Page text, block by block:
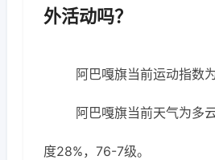
外活动吗？
阿巴嘎旗当前运动指数
阿巴嘎旗当前天气为
度28%，76-7级。